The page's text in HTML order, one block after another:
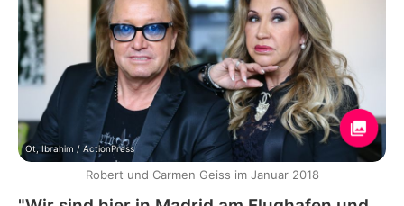
Ot, Ibrahim / ActionPress
Robert und Carmen Geiss im Januar 2018